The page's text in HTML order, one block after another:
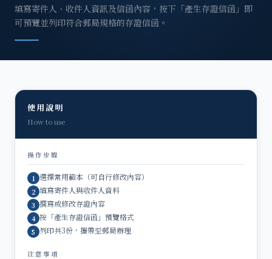
填寫寄件人、收件人資訊及信函內容，按下「產生存證信函」即
可預覽並列印符合郵局規格的存證信函。
使用說明
How to use
操作步驟
1 選擇常用範本（可自行修改內容）
2 填寫寄件人與收件人資料
3 撰寫或修改存證內容
4 按「產生存證信函」預覽格式
5 列印共3份，攜帶至郵局辦理
注意事項